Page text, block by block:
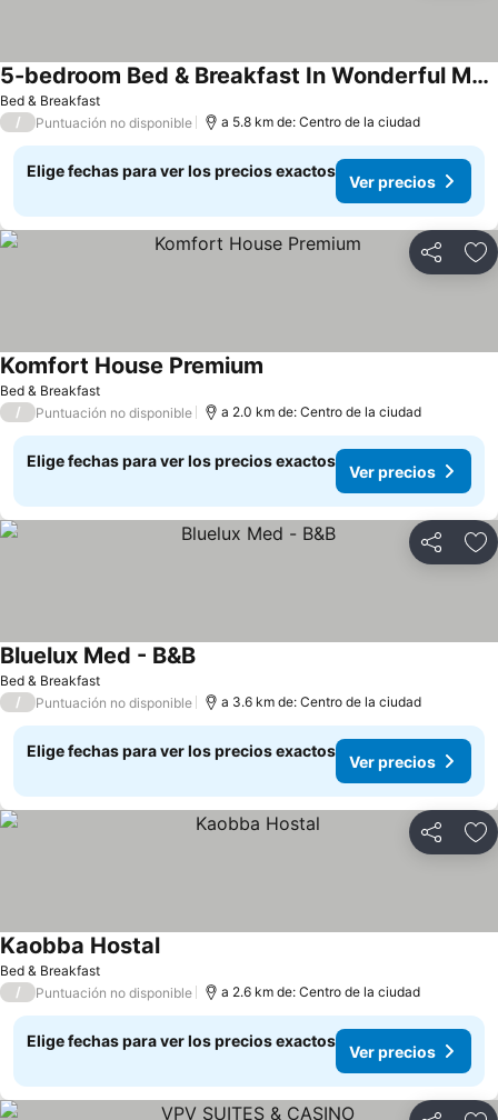
Bed & Breakfast
5-bedroom Bed & Breakfast In Wonderful Medellín With Wifi, Ac
/ Puntuación no disponible a 5.8 km de: Centro de la ciudad
Elige fechas para ver los precios exactos
Ver precios
Compartir
Bed & Breakfast
Komfort House Premium
/ Puntuación no disponible a 2.0 km de: Centro de la ciudad
Elige fechas para ver los precios exactos
Ver precios
Compartir
Bed & Breakfast
Bluelux Med - B&B
/ Puntuación no disponible a 3.6 km de: Centro de la ciudad
Elige fechas para ver los precios exactos
Ver precios
Compartir
Bed & Breakfast
Kaobba Hostal
/ Puntuación no disponible a 2.6 km de: Centro de la ciudad
Elige fechas para ver los precios exactos
Ver precios